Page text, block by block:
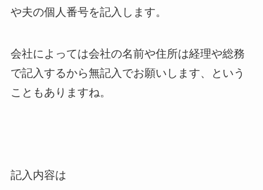
や夫の個人番号を記入します。
会社によっては会社の名前や住所は経理や総務
で記入するから無記入でお願いします、という
こともありますね。
記入内容は